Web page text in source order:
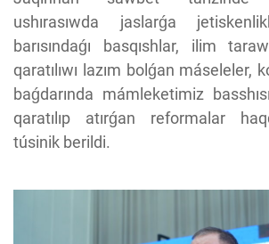
ushırasıwda jaslarǵa
barısındaǵı basqıshlar, ilim
qaratılıwı lazım bolǵan máseleler,
baǵdarında mámleketimiz
qaratılıp atırǵan reformalar
túsinik berildi.